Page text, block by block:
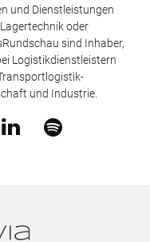
und Dienstleistungen
oder
sind Inhaber,
Logistikdienstleistern
und Industrie.